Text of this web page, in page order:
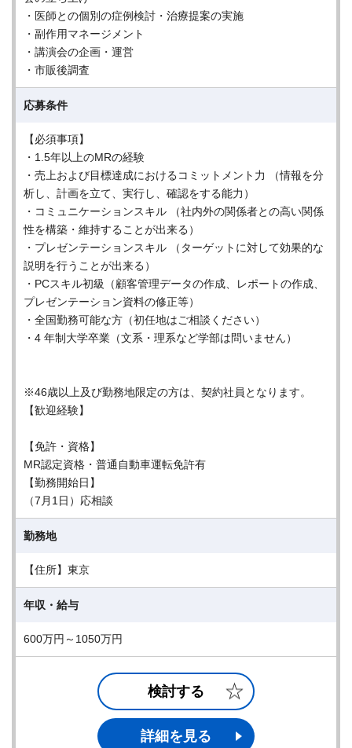
・医師との個別の症例検討・治療提案の実施
・副作用マネージメント
・講演会の企画・運営
・市販後調査
応募条件
【必須事項】
・1.5年以上のMRの経験
・売上および目標達成におけるコミットメント力 （情報を分
析し、計画を立て、実行し、確認をする能力）
・コミュニケーションスキル （社内外の関係者との高い関係
性を構築・維持することが出来る）
・プレゼンテーションスキル （ターゲットに対して効果的な
説明を行うことが出来る）
・PCスキル初級（顧客管理データの作成、レポートの作成、
プレゼンテーション資料の修正等）
・全国勤務可能な方（初任地はご相談ください）
・4 年制大学卒業（文系・理系など学部は問いません）
※46歳以上及び勤務地限定の方は、契約社員となります。
【歓迎経験】
【免許・資格】
MR認定資格・普通自動車運転免許有
【勤務開始日】
（7月1日）応相談
勤務地
【住所】東京
年収・給与
600万円～1050万円
検討する
詳細を見る